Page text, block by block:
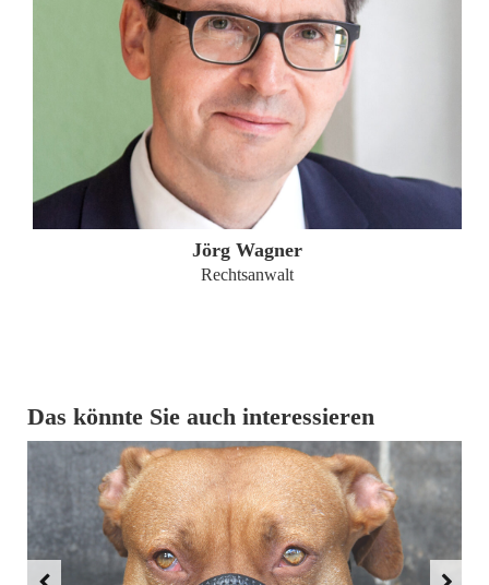
ZUM PROFIL
Jörg Wagner
Rechtsanwalt
Das könnte Sie auch interessieren